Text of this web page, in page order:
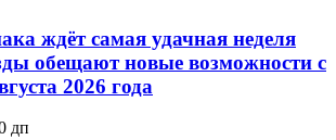
ждёт самая удачная неделя
обещают новые возможности с
2026 года
дп